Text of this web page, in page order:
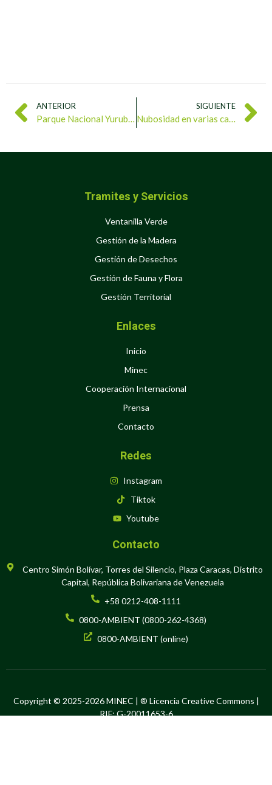
ANTERIOR
Parque Nacional Yurubí resguarda las fuentes de agua de San Felipe
SIGUIENTE
Nubosidad en varias capas genera lloviznas en buena parte del país
Tramites y Servicios
Ventanilla Verde
Gestión de la Madera
Gestión de Desechos
Gestión de Fauna y Flora
Gestión Territorial
Enlaces
Inicio
Minec
Cooperación Internacional
Prensa
Contacto
Redes
Instagram
Tiktok
Youtube
Contacto
Centro Simón Bolívar, Torres del Silencio, Plaza Caracas, Distrito
Capital, República Bolivariana de Venezuela
+58 0212-408-1111
0800-AMBIENT (0800-262-4368)
0800-AMBIENT (online)
Copyright © 2025-2026 MINEC | ® Licencia Creative Commons |
RIF: G-20011653-6